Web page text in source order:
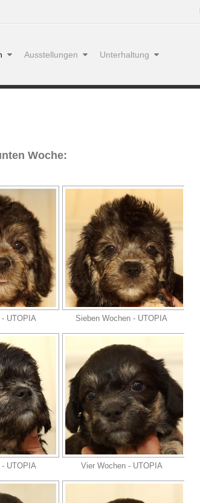
Ausstellungen Unterhaltung
Woche:
UTOPIA Sieben Wochen - UTOPIA
- UTOPIA Vier Wochen - UTOPIA